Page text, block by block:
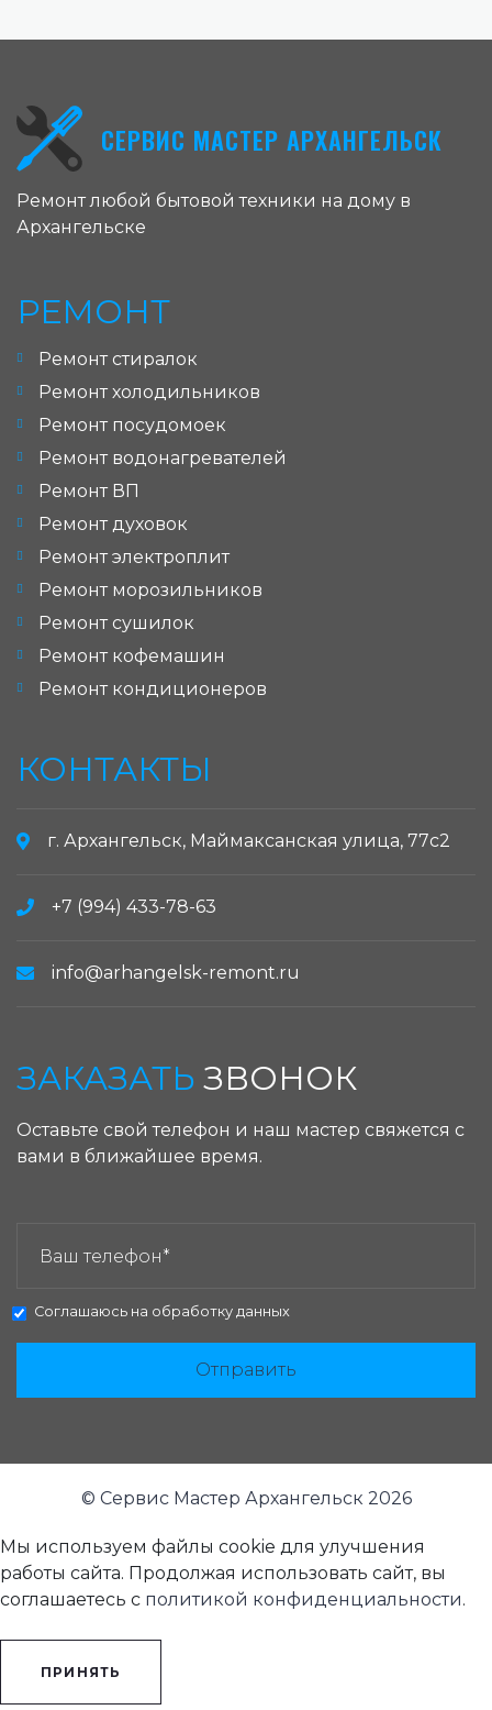
СЕРВИС МАСТЕР АРХАНГЕЛЬСК
Ремонт любой бытовой техники на дому в
Архангельске
РЕМОНТ
Ремонт стиралок
Ремонт холодильников
Ремонт посудомоек
Ремонт водонагревателей
Ремонт ВП
Ремонт духовок
Ремонт электроплит
Ремонт морозильников
Ремонт сушилок
Ремонт кофемашин
Ремонт кондиционеров
КОНТАКТЫ
г. Архангельск, Маймаксанская улица, 77с2
+7 (994) 433-78-63
info@arhangelsk-remont.ru
ЗАКАЗАТЬ ЗВОНОК
Оставьте свой телефон и наш мастер свяжется с
вами в ближайшее время.
Соглашаюсь на обработку данных
Отправить
© Сервис Мастер Архангельск 2026
Мы используем файлы cookie для улучшения
работы сайта. Продолжая использовать сайт, вы
соглашаетесь с политикой конфиденциальности.
ПРИНЯТЬ